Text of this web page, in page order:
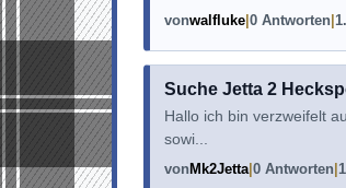
vonwalfluke 0 Antworten
Suche Jetta 2
Hallo ich bin verzweifelt
sowi...
von Mk2Jetta 0 Antworten